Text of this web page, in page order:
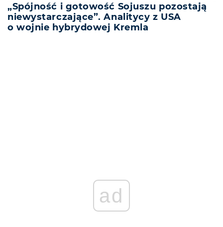
„Spójność i gotowość Sojuszu pozostają
niewystarczające”. Analitycy z USA
o wojnie hybrydowej Kremla